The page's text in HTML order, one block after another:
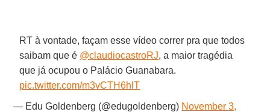
RT à vontade, façam esse vídeo correr pra que todos
saibam que é @claudiocastroRJ, a maior tragédia
que já ocupou o Palácio Guanabara.
pic.twitter.com/m3vCTH6hlT
— Edu Goldenberg (@edugoldenberg) November 3,